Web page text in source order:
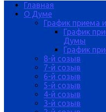
Главная
О Думе
График приема
График
Думы
График
8-й созыв
7-й созыв
6-й созыв
5-й созыв
4-й созыв
3-й созыв